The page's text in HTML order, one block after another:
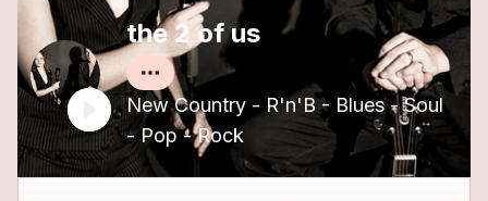
the 2 of us
New Country - R'n'B - Blues - Soul
- Pop - Rock